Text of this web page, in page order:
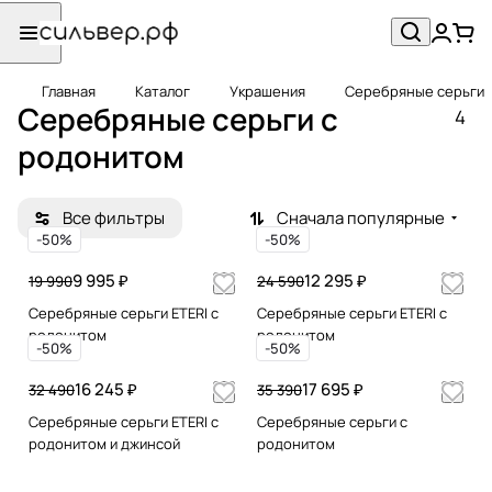
Главная Каталог Украшения Серебряные серьги
Серебряные серьги c
родонитом
4
Все фильтры Сначала популярные
-50%
9 995 ₽
19 990
Серебряные серьги ETERI с
родонитом
-50%
12 295 ₽
24 590
Серебряные серьги ETERI с
родонитом
-50%
16 245 ₽
32 490
Серебряные серьги ETERI с
родонитом и джинсой
-50%
17 695 ₽
35 390
Серебряные серьги с
родонитом